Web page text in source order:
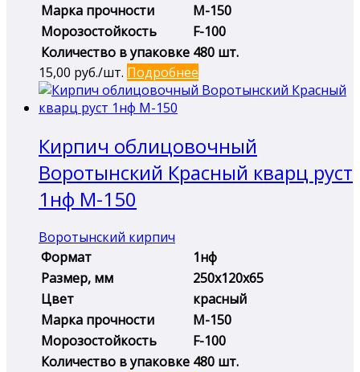
Марка прочности
М-150
Морозостойкость
F-100
Количество в упаковке 480 шт.
15,00 руб./шт. Подробнее
Кирпич облицовочный
Воротынский Красный кварц руст
1нф М-150
Воротынский кирпич
Формат
1нф
Размер, мм
250х120х65
Цвет
красный
Марка прочности
М-150
Морозостойкость
F-100
Количество в упаковке 480 шт.